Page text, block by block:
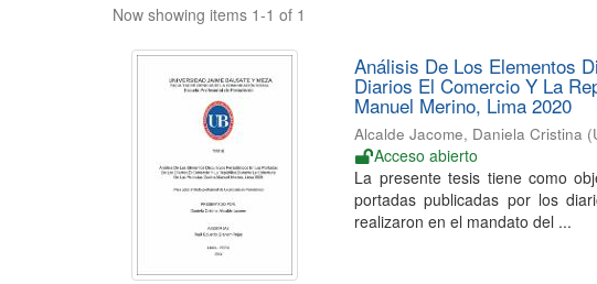
Now showing items 1-1 of 1
Análisis De Los Elementos
Diarios El Comercio Y La
Manuel Merino, Lima 2020
Alcalde Jacome, Daniela Cristina (
Acceso abierto
La presente tesis tiene como
portadas publicadas por los
realizaron en el mandato del ...